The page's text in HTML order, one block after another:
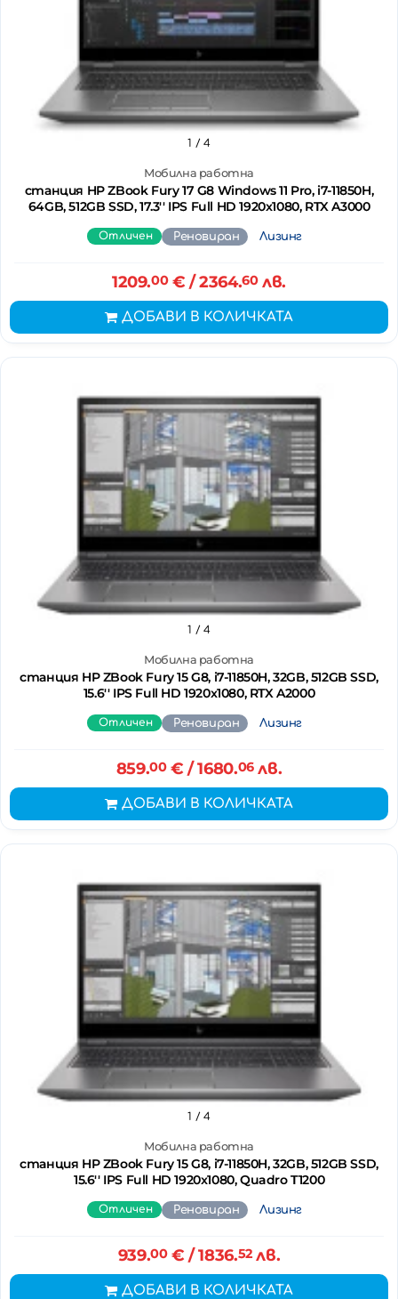
Мобилна работна
станция HP ZBook Fury 17 G8 Windows 11 Pro, i7-11850H,
64GB, 512GB SSD, 17.3'' IPS Full HD 1920x1080, RTX A3000
1 / 4
Отличен Реновиран Лизинг
1209.00€ / 2364.60лв.
ДОБАВИ В КОЛИЧКАТА
Мобилна работна
станция HP ZBook Fury 15 G8, i7-11850H, 32GB, 512GB SSD,
15.6'' IPS Full HD 1920x1080, RTX A2000
1 / 4
Отличен Реновиран Лизинг
859.00€ / 1680.06лв.
ДОБАВИ В КОЛИЧКАТА
Мобилна работна
станция HP ZBook Fury 15 G8, i7-11850H, 32GB, 512GB SSD,
15.6'' IPS Full HD 1920x1080, Quadro T1200
1 / 4
Отличен Реновиран Лизинг
939.00€ / 1836.52лв.
ДОБАВИ В КОЛИЧКАТА